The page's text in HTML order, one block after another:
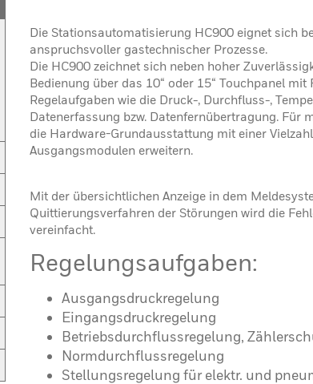
Die Stationsautomatisierung HC900 eignet sich
anspruchsvoller gastechnischer Prozesse.
Die HC900 zeichnet sich neben hoher
Bedienung über das 10“ oder 15“ Touchpanel
Regelaufgaben wie die Druck-, Durchfluss-,
Datenerfassung bzw. Datenfernübertragung. Für
die Hardware-Grundausstattung mit einer
Ausgangsmodulen erweitern.
Mit der übersichtlichen Anzeige in dem
Quittierungsverfahren der Störungen wird die
vereinfacht.
Regelungsaufgaben:
Ausgangsdruckregelung
Eingangsdruckregelung
Betriebsdurchflussregelung,
Normdurchflussregelung
Stellungsregelung für elektr. und